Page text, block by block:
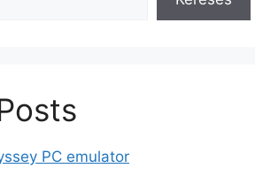
PC emulator